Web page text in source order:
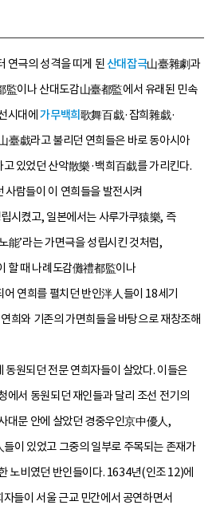
연극의 성격을 띠게 된산대잡극山臺雜劇과
監이나 산대도감山臺都監에서 유래된 민속
시대에가무백희歌舞百戱·잡희雜戱·
臺戱라고 불리던 연희들은 바로 동아시아
있었던 산악散樂·백희百戱를 가리킨다.
람들이 이 연희들을 발전시켜
시켰고, 일본에서는 사루가쿠猿樂, 즉
能’라는 가면극을 성립시킨 것처럼,
할 때 나례도감儺禮都監이나
연희를 펼치던 반인泮人들이 18세기
희와 기존의 가면희들을 바탕으로 재창조해
동원되던 전문 연희자들이 살았다. 이들은
에서 동원되던 재인들과 달리 조선 전기의
대문 안에 살았던 경중우인京中優人,
이 있었고 그중의 일부로 주목되는 존재가
노비였던 반인들이다. 1634년(인조 12)에
들이 서울 근교 민간에서 공연하면서